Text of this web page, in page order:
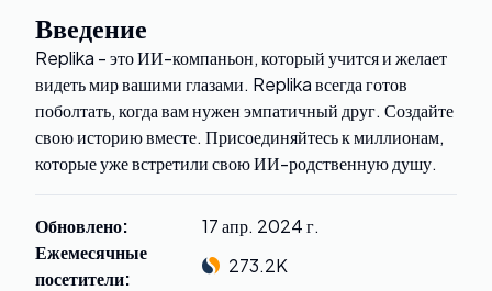
Введение
Replika - это ИИ-компаньон, который учится и желает
видеть мир вашими глазами. Replika всегда готов
поболтать, когда вам нужен эмпатичный друг. Создайте
свою историю вместе. Присоединяйтесь к миллионам,
которые уже встретили свою ИИ-родственную душу.
Обновлено:
17 апр. 2024 г.
Ежемесячные
посетители:
273.2K